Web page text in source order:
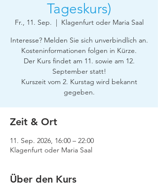
Tageskurs)
Fr., 11. Sep.
  |
Klagenfurt oder Maria Saal
Interesse? Melden Sie sich unverbindlich an.
Kosteninformationen folgen in Kürze.
Der Kurs findet am 11. sowie am 12.
September statt!
Kurszeit vom 2. Kurstag wird bekannt
gegeben.
Zeit & Ort
11. Sep. 2026, 16:00 – 22:00
Klagenfurt oder Maria Saal
Über den Kurs